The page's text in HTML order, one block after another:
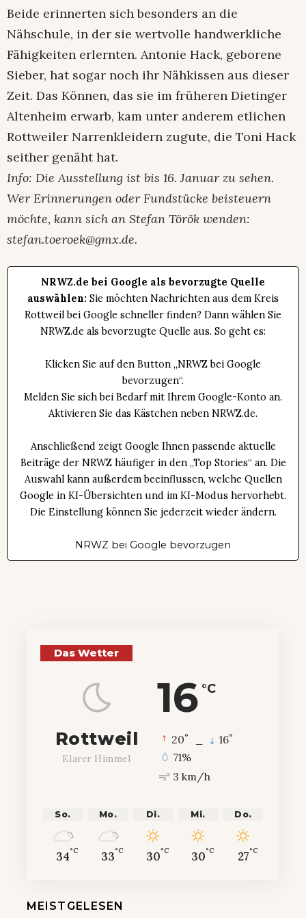
Beide erinnerten sich besonders an die
Nähschule, in der sie wertvolle handwerkliche
Fähigkeiten erlernten. Antonie Hack, geborene
Sieber, hat sogar noch ihr Nähkissen aus dieser
Zeit. Das Können, das sie im früheren Dietinger
Altenheim erwarb, kam unter anderem etlichen
Rottweiler Narrenkleidern zugute, die Toni Hack
seither genäht hat.
Info: Die Ausstellung ist bis 16. Januar zu sehen.
Wer Erinnerungen oder Fundstücke beisteuern
möchte, kann sich an Stefan Török wenden:
stefan.toeroek@gmx.de.
NRWZ.de bei Google als bevorzugte Quelle
auswählen: Sie möchten Nachrichten aus dem Kreis
Rottweil bei Google schneller finden? Dann wählen Sie
NRWZ.de als bevorzugte Quelle aus. So geht es:
Klicken Sie auf den Button „NRWZ bei Google
bevorzugen“.
Melden Sie sich bei Bedarf mit Ihrem Google-Konto an.
Aktivieren Sie das Kästchen neben NRWZ.de.
Anschließend zeigt Google Ihnen passende aktuelle
Beiträge der NRWZ häufiger in den „Top Stories“ an. Die
Auswahl kann außerdem beeinflussen, welche Quellen
Google in KI-Übersichten und im KI-Modus hervorhebt.
Die Einstellung können Sie jederzeit wieder ändern.
NRWZ bei Google bevorzugen
Das Wetter
16 °C
Rottweil
Klarer Himmel
20° 16°
71%
3 km/h
So.
34°C
Mo.
33°C
Di.
30°C
Mi.
30°C
Do.
27°C
MEISTGELESEN